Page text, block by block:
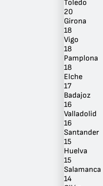
Ubicación
Toledo
20
Girona
18
Vigo
18
Pamplona
18
Elche
17
Badajoz
16
Valladolid
16
Santander
15
Huelva
15
Salamanca
14